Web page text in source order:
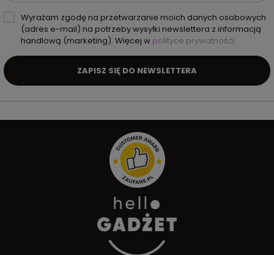
Wyrażam zgodę na przetwarzanie moich danych osobowych
(adres e-mail) na potrzeby wysyłki newslettera z informacją
handlową (marketing). Więcej w polityce prywatności.
ZAPISZ SIĘ DO NEWSLETTERA